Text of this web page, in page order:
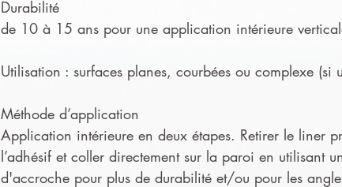
Durabilité
de 10 à 15 ans pour une application intérieure
Utilisation : surfaces planes, courbées ou complexe
Méthode d’application
Application intérieure en deux étapes. Retirer le liner
l’adhésif et coller directement sur la paroi en utilisant
d'accroche pour plus de durabilité et/ou pour les